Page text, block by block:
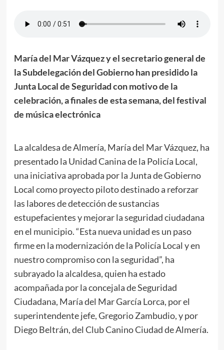
María del Mar Vázquez y el secretario general de
la Subdelegación del Gobierno han presidido la
Junta Local de Seguridad con motivo de la
celebración, a finales de esta semana, del festival
de música electrónica
La alcaldesa de Almería, María del Mar Vázquez, ha
presentado la Unidad Canina de la Policía Local,
una iniciativa aprobada por la Junta de Gobierno
Local como proyecto piloto destinado a reforzar
las labores de detección de sustancias
estupefacientes y mejorar la seguridad ciudadana
en el municipio. “Esta nueva unidad es un paso
firme en la modernización de la Policía Local y en
nuestro compromiso con la seguridad”, ha
subrayado la alcaldesa, quien ha estado
acompañada por la concejala de Seguridad
Ciudadana, María del Mar García Lorca, por el
superintendente jefe, Gregorio Zambudio, y por
Diego Beltrán, del Club Canino Ciudad de Almería.